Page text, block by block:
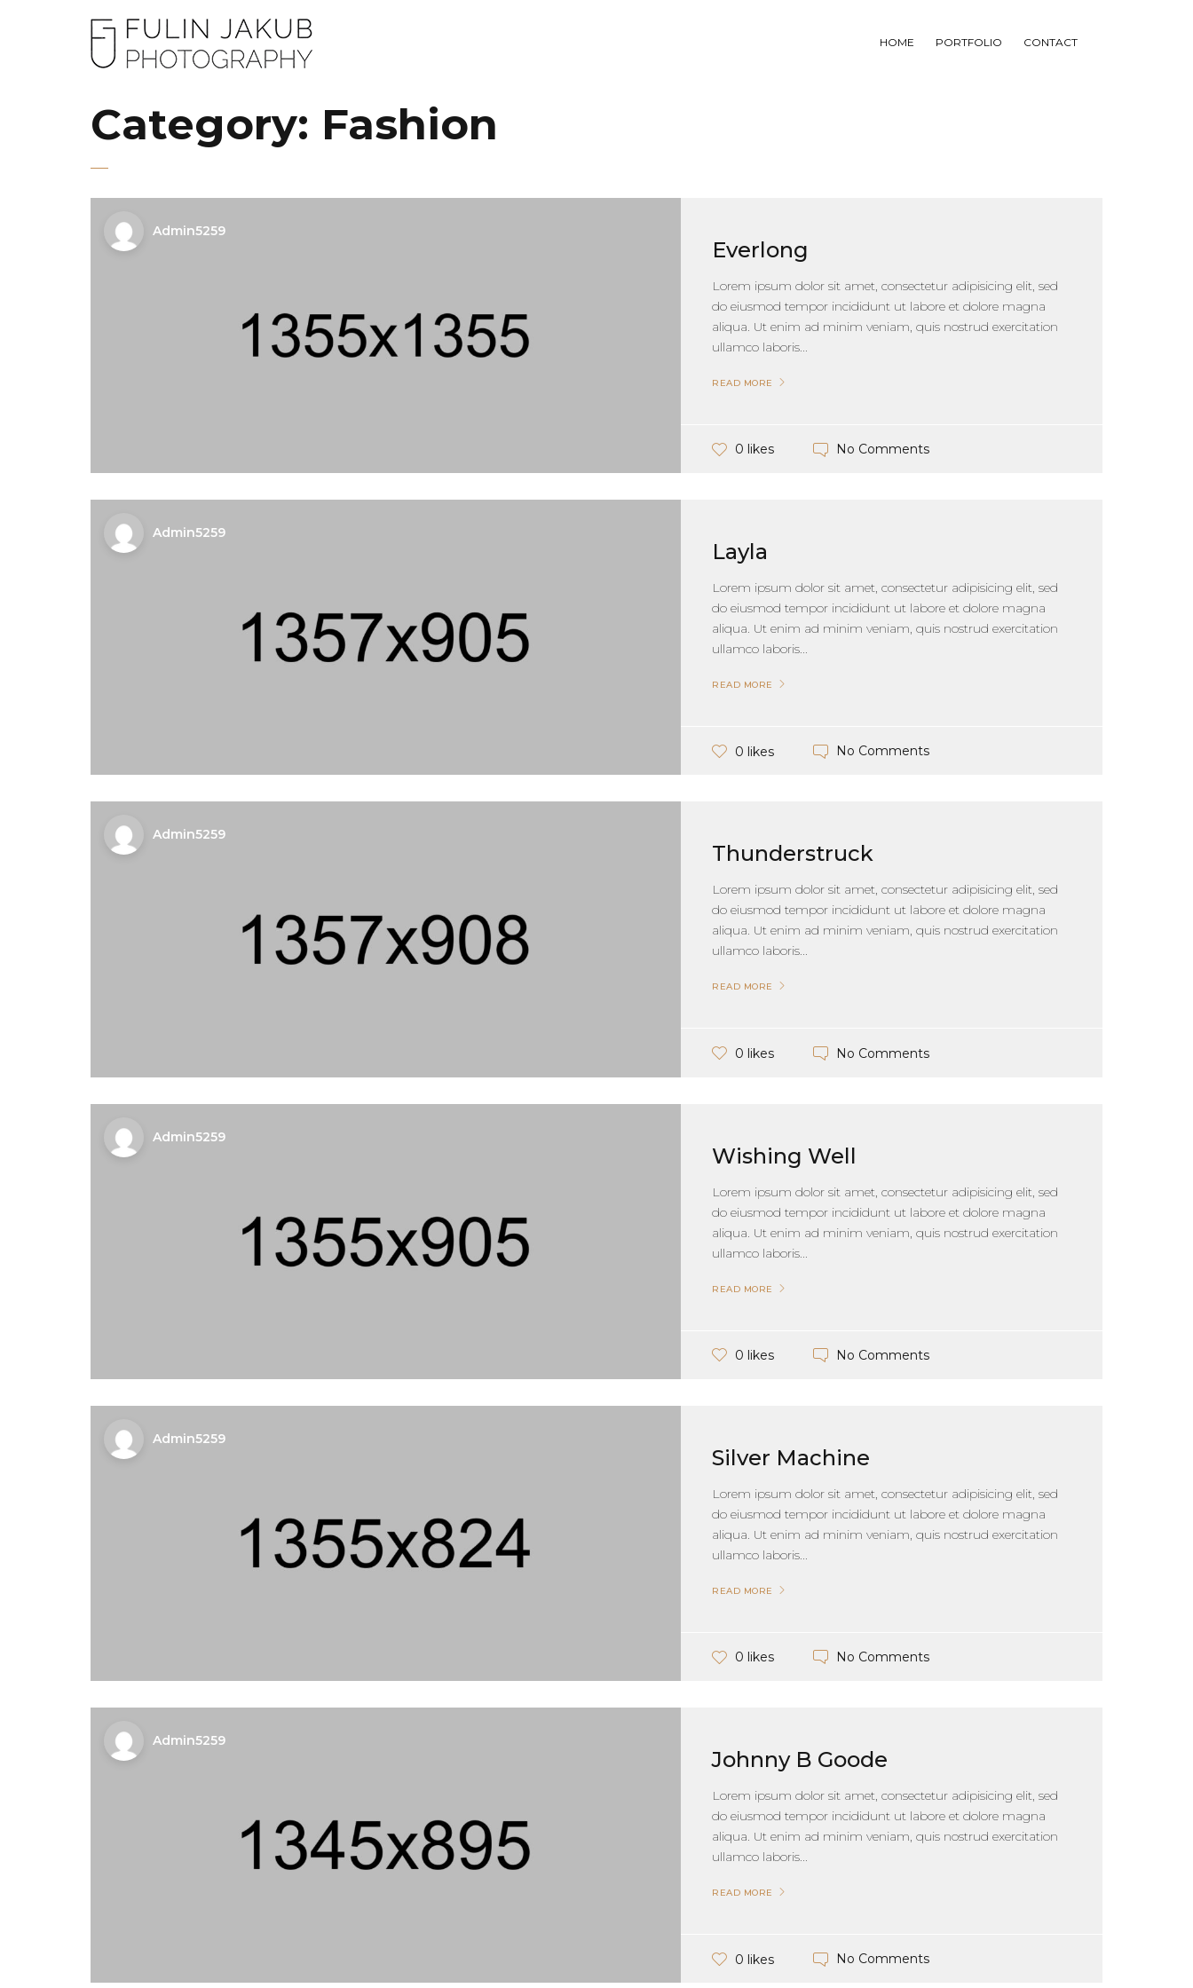
HOME PORTFOLIO CONTACT
Category: Fashion
Admin5259
Everlong
Lorem ipsum dolor sit amet, consectetur adipisicing elit, sed
do eiusmod tempor incididunt ut labore et dolore magna
aliqua. Ut enim ad minim veniam, quis nostrud exercitation
ullamco laboris...
READ MORE
0 likes No Comments
Admin5259
Layla
Lorem ipsum dolor sit amet, consectetur adipisicing elit, sed
do eiusmod tempor incididunt ut labore et dolore magna
aliqua. Ut enim ad minim veniam, quis nostrud exercitation
ullamco laboris...
READ MORE
0 likes No Comments
Admin5259
Thunderstruck
Lorem ipsum dolor sit amet, consectetur adipisicing elit, sed
do eiusmod tempor incididunt ut labore et dolore magna
aliqua. Ut enim ad minim veniam, quis nostrud exercitation
ullamco laboris...
READ MORE
0 likes No Comments
Admin5259
Wishing Well
Lorem ipsum dolor sit amet, consectetur adipisicing elit, sed
do eiusmod tempor incididunt ut labore et dolore magna
aliqua. Ut enim ad minim veniam, quis nostrud exercitation
ullamco laboris...
READ MORE
0 likes No Comments
Admin5259
Silver Machine
Lorem ipsum dolor sit amet, consectetur adipisicing elit, sed
do eiusmod tempor incididunt ut labore et dolore magna
aliqua. Ut enim ad minim veniam, quis nostrud exercitation
ullamco laboris...
READ MORE
0 likes No Comments
Admin5259
Johnny B Goode
Lorem ipsum dolor sit amet, consectetur adipisicing elit, sed
do eiusmod tempor incididunt ut labore et dolore magna
aliqua. Ut enim ad minim veniam, quis nostrud exercitation
ullamco laboris...
READ MORE
0 likes No Comments